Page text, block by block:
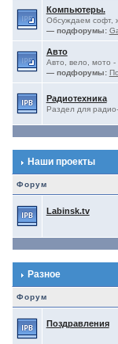
Компьютеры.
Обсуждаем софт,
— подфорумы:
Авто
Авто, вело, мото -
— подфорумы:
Радиотехника
Раздел для
Наши проекты
Форум
Labinsk.tv
Разное
Форум
Поздравления